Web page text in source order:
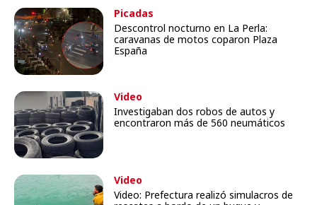
Picadas
Descontrol nocturno en La Perla:
caravanas de motos coparon Plaza
España
Video
Investigaban dos robos de autos y
encontraron más de 560 neumáticos
Video
Video: Prefectura realizó simulacros de